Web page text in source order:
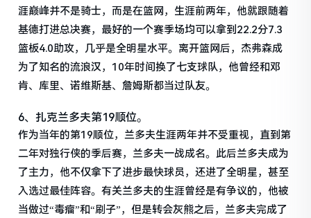
涯巅峰并不是骑士，而是在篮网，生涯前两年，他就跟随着
基德打进总决赛，最好的一个赛季场均可以拿到22.2分7.3
篮板4.0助攻，几乎是全明星水平。离开篮网后，杰弗森成
为了知名的流浪汉，10年时间换了七支球队，他曾经和邓
肯、库里、诺维斯基、詹姆斯都当过队友。
6、扎克兰多夫第19顺位。
作为当年的第19顺位，兰多夫生涯两年并不受重视，直到第
二年对独行侠的季后赛，兰多夫一战成名。此后兰多夫成为
了主力，他不仅拿下了进步最快球员，还进了全明星，甚至
入选过最佳阵容。有关兰多夫的生涯曾经是有争议的，他被
当做过“毒瘤”和“刷子”，但是转会灰熊之后，兰多夫完成了